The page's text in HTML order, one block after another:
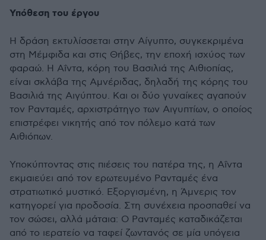
Υπόθεση του έργου
Η δράση εκτυλίσσεται στην Αίγυπτο, συγκεκριμένα
στη Μέμφιδα και στις Θήβες, την εποχή ισχύος των
φαραώ. Η Αΐντα, κόρη του Βασιλιά της Αιθιοπίας,
είναι σκλάβα της Αμνέριδας, δηλαδή της κόρης του
Βασιλιά της Αιγύπτου. Και οι δύο γυναίκες αγαπούν
τον Ρανταμές, αρχιστράτηγο των Αιγυπτίων, ο οποίος
επιστρέφει νικητής από τον πόλεμο κατά των
Αιθιόπων.
Υποκύπτοντας στις πιέσεις του πατέρα της, η Αΐντα
εκμαιεύει από τον ερωτευμένο Ρανταμές ένα
στρατιωτικό μυστικό. Εξοργισμένη, η Άμνερις τον
κατηγορεί για προδοσία. Στη συνέχεια προσπαθεί να
τον σώσει, αλλά μάταια: Ο Ρανταμές καταδικάζεται
από το ιερατείο να ταφεί ζωντανός σε μία υπόγεια